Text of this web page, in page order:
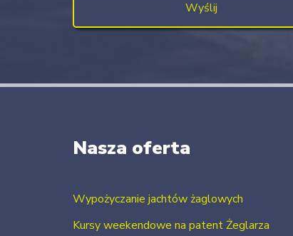
Nasza oferta
Wypożyczanie jachtów żaglowych
Kursy weekendowe na patent Żeglarza